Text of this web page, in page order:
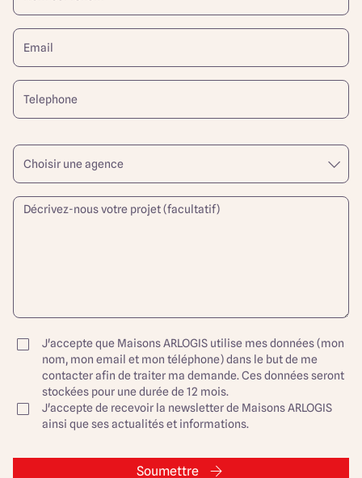
J'accepte que Maisons ARLOGIS utilise mes données (mon
nom, mon email et mon téléphone) dans le but de me
contacter afin de traiter ma demande. Ces données seront
stockées pour une durée de 12 mois.
J'accepte de recevoir la newsletter de Maisons ARLOGIS
ainsi que ses actualités et informations.
Soumettre